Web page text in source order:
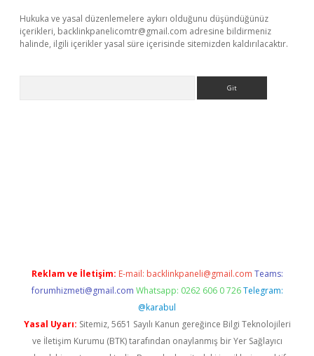
Hukuka ve yasal düzenlemelere aykırı olduğunu düşündüğünüz
içerikleri, backlinkpanelicomtr@gmail.com adresine bildirmeniz
halinde, ilgili içerikler yasal süre içerisinde sitemizden kaldırılacaktır.
Reklam ve İletişim: E-mail: backlinkpaneli@gmail.com Teams:
forumhizmeti@gmail.com Whatsapp: 0262 606 0 726 Telegram:
@karabul
Yasal Uyarı: Sitemiz, 5651 Sayılı Kanun gereğince Bilgi Teknolojileri
ve İletişim Kurumu (BTK) tarafından onaylanmış bir Yer Sağlayıcı